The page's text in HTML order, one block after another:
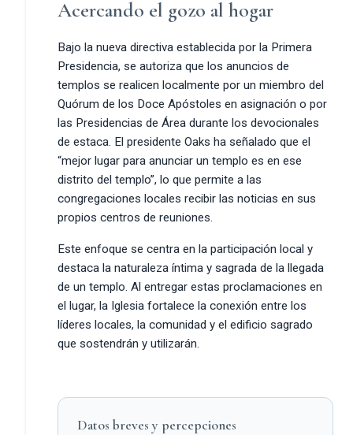
Acercando el gozo al hogar
Bajo la nueva directiva establecida por la Primera
Presidencia, se autoriza que los anuncios de
templos se realicen localmente por un miembro del
Quórum de los Doce Apóstoles en asignación o por
las Presidencias de Área durante los devocionales
de estaca. El presidente Oaks ha señalado que el
“mejor lugar para anunciar un templo es en ese
distrito del templo”, lo que permite a las
congregaciones locales recibir las noticias en sus
propios centros de reuniones.
Este enfoque se centra en la participación local y
destaca la naturaleza íntima y sagrada de la llegada
de un templo. Al entregar estas proclamaciones en
el lugar, la Iglesia fortalece la conexión entre los
líderes locales, la comunidad y el edificio sagrado
que sostendrán y utilizarán.
Datos breves y percepciones